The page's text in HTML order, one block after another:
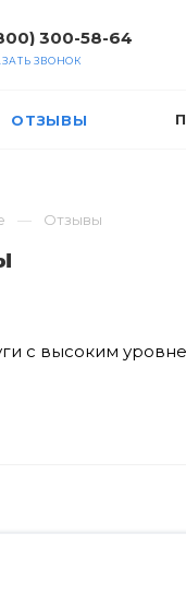
300-58-64
ЗВОНОК
ОТЗЫВЫ
Отзывы
с высоким